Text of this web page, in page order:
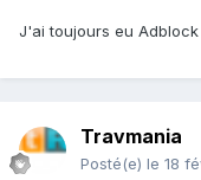
J'ai toujours eu
Travmania
Posté(e) le 18